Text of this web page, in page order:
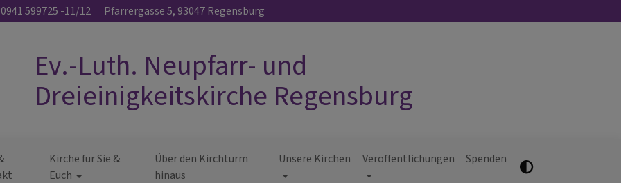
0941 599725 -11/12 Pfarrergasse 5, 93047 Regensburg
Ev.-Luth. Neupfarr- und
Dreieinigkeitskirche Regensburg
Kirche für Sie &
Euch
Über den Kirchturm
hinaus
Unsere Kirchen Veröffentlichungen Spenden